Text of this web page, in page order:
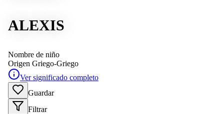
ALEXIS
Nombre de niño
Origen Griego-Griego
Ver significado completo
Guardar
Filtrar